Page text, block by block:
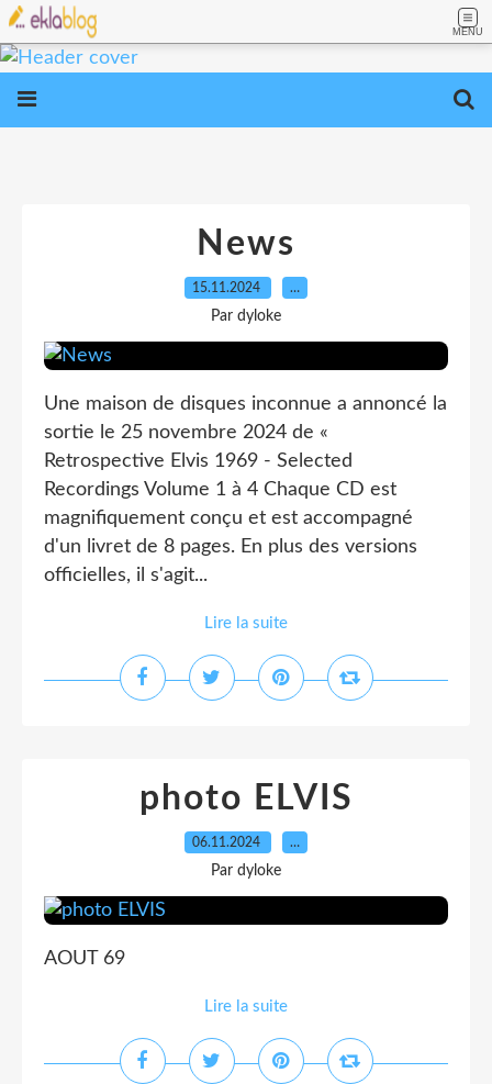
MENU
News
15.11.2024 …
Par dyloke
Une maison de disques inconnue a annoncé la
sortie le 25 novembre 2024 de «
Retrospective Elvis 1969 - Selected
Recordings Volume 1 à 4 Chaque CD est
magnifiquement conçu et est accompagné
d'un livret de 8 pages. En plus des versions
officielles, il s'agit...
Lire la suite
photo ELVIS
06.11.2024 …
Par dyloke
AOUT 69
Lire la suite